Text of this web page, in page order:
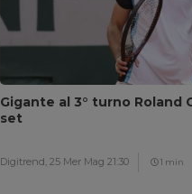
Gigante al 3° turno Roland
set
Digitrend, 25 Mer Mag 21:30 1 min